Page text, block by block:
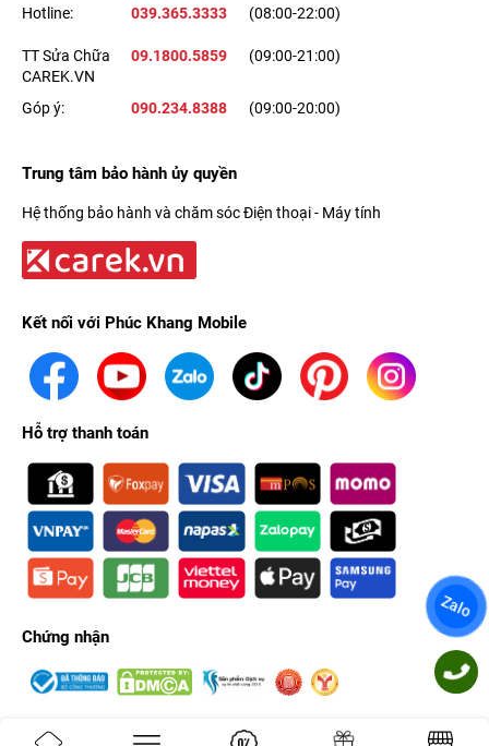
Hotline: 039.365.3333 (08:00-22:00)
TT Sửa Chữa
CAREK.VN
09.1800.5859 (09:00-21:00)
Góp ý: 090.234.8388 (09:00-20:00)
Trung tâm bảo hành ủy quyền
Hệ thống bảo hành và chăm sóc Điện thoại - Máy tính
Kết nối với Phúc Khang Mobile
Hỗ trợ thanh toán
Chứng nhận
Zalo